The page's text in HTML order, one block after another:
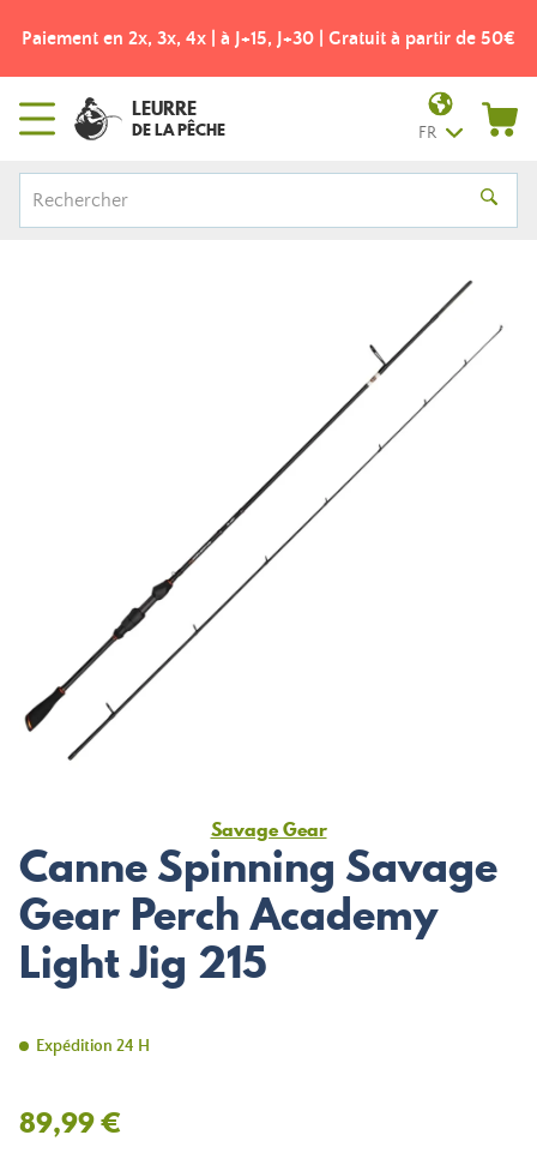
Paiement en 2x, 3x, 4x | à J+15, J+30 | Gratuit à partir de 50€
LEURRE
DE LA PÊCHE FR
Savage Gear
Canne Spinning Savage
Gear Perch Academy
Light Jig 215
Expédition 24 H
89,99 €